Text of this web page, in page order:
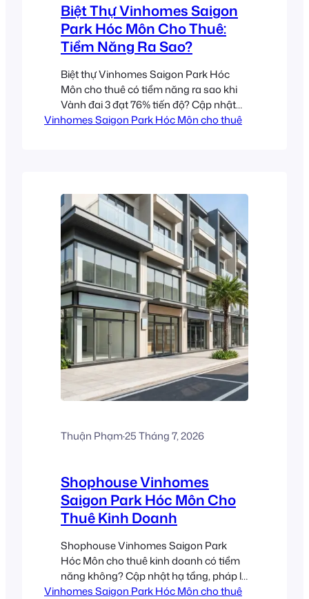
Biệt Thự Vinhomes Saigon
Park Hóc Môn Cho Thuê:
Tiềm Năng Ra Sao?
Biệt thự Vinhomes Saigon Park Hóc
Môn cho thuê có tiềm năng ra sao khi
Vành đai 3 đạt 76% tiến độ? Cập nhật
pháp lý, giá tham khảo tháng 7/2026.
Vinhomes Saigon Park Hóc Môn cho thuê
Thuận Phạm·25 Tháng 7, 2026
Shophouse Vinhomes
Saigon Park Hóc Môn Cho
Thuê Kinh Doanh
Shophouse Vinhomes Saigon Park
Hóc Môn cho thuê kinh doanh có tiềm
năng không? Cập nhật hạ tầng, pháp lý,
giá tham khảo tháng 7/2026.
Vinhomes Saigon Park Hóc Môn cho thuê